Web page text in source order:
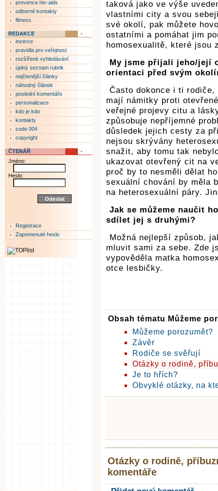
taková jako ve výše
vlastními city a svou
své okolí, pak můžete
ostatními a pomáhat jim
homosexualitě, které jsou
My jsme přijali jeho/její
orientaci před svým
Často dokonce i ti
mají námitky proti
veřejné projevy citu a
způsobuje nepříjemné
důsledek jejich cesty za
nejsou skrývány
snažit, aby tomu tak
ukazovat otevřený cit na
proč by to nesměli dělat
sexuální chování by měla
na heterosexuální páry.
Jak se můžeme naučit
sdílet jej s druhými?
Možná nejlepší způsob,
mluvit sami za sebe. Zde
vypověděla matka
otce lesbičky.
Obsah tématu Můžeme
Můžeme porozumět?
Závěr
Rodiče se svěřují
Otázky o rodině,
Je to hřích?
Obvyklé otázky, na
Otázky o rodině,
komentáře
prevence hiv-aids
odborné kontakty
fitness
REDAKCE
inzerce
pravidla pro veřejnost
rozšířené vyhledávání
úplný seznam rubrik
nejčtenější články
náhodný článek
poslední komentáře
personalizace
kdo je kdo
kontakty
code 004
copyright
ČTENÁŘ
Jméno:
Heslo:
Registrace
Zapomenuté heslo